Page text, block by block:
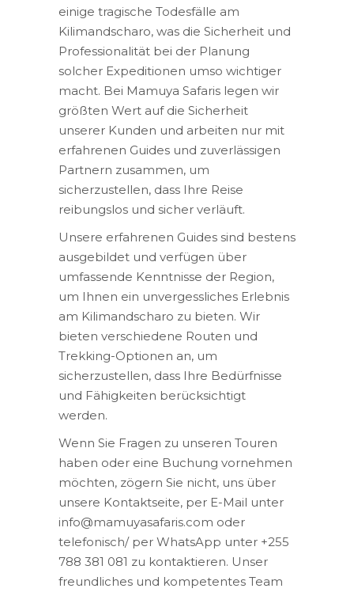
einige tragische Todesfälle am
Kilimandscharo, was die Sicherheit und
Professionalität bei der Planung
solcher Expeditionen umso wichtiger
macht. Bei Mamuya Safaris legen wir
größten Wert auf die Sicherheit
unserer Kunden und arbeiten nur mit
erfahrenen Guides und zuverlässigen
Partnern zusammen, um
sicherzustellen, dass Ihre Reise
reibungslos und sicher verläuft.
Unsere erfahrenen Guides sind bestens
ausgebildet und verfügen über
umfassende Kenntnisse der Region,
um Ihnen ein unvergessliches Erlebnis
am Kilimandscharo zu bieten. Wir
bieten verschiedene Routen und
Trekking-Optionen an, um
sicherzustellen, dass Ihre Bedürfnisse
und Fähigkeiten berücksichtigt
werden.
Wenn Sie Fragen zu unseren Touren
haben oder eine Buchung vornehmen
möchten, zögern Sie nicht, uns über
unsere Kontaktseite, per E-Mail unter
info@mamuyasafaris.com oder
telefonisch/ per WhatsApp unter +255
788 381 081 zu kontaktieren. Unser
freundliches und kompetentes Team